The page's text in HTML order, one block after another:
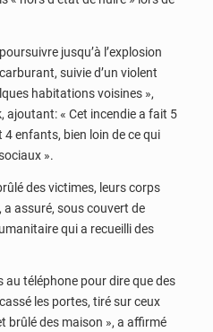
jusqu’à l’explosion
suivie d’un violent
habitations voisines »,
ajoutant: « Cet incendie a fait 5
enfants, bien loin de ce qui
».
des victimes, leurs corps
assuré, sous couvert de
qui a recueilli des
au téléphone pour dire que des
les portes, tiré sur ceux
brûlé des maison », a affirmé